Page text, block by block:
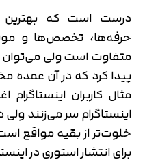
درست است که بهترین
حرفه‌ها، تخصص‌ها و
متفاوت است ولی می‌توان
پیدا کرد که در آن عمده
مثال کاربران
اینستاگرام سر می‌زنند
خلوت‌تر از بقیه مواقع
برای انتشار استوری در